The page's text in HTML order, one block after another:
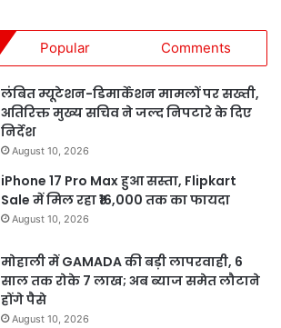
Popular Comments
लंबित म्यूटेशन-डिमार्केशन मामलों पर सख्ती,
अतिरिक्त मुख्य सचिव ने जल्द निपटारे के दिए
निर्देश
August 10, 2026
iPhone 17 Pro Max हुआ सस्ता, Flipkart
Sale में मिल रहा ₹16,000 तक का फायदा
August 10, 2026
मोहाली में GAMADA की बड़ी लापरवाही, 6
साल तक रोके 7 लाख; अब ब्याज समेत लौटाने
होंगे पैसे
August 10, 2026